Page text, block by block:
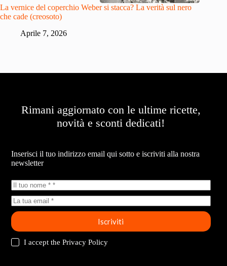
La vernice del coperchio Weber si stacca? La verità sul nero
che cade (creosoto)
Aprile 7, 2026
Rimani aggiornato con le ultime ricette,
novità e sconti dedicati!
Inserisci il tuo indirizzo email qui sotto e iscriviti alla nostra
newsletter
Iscriviti
I accept thePrivacy Policy